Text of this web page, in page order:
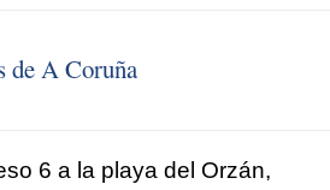
de A Coruña
6 a la playa del Orzán,